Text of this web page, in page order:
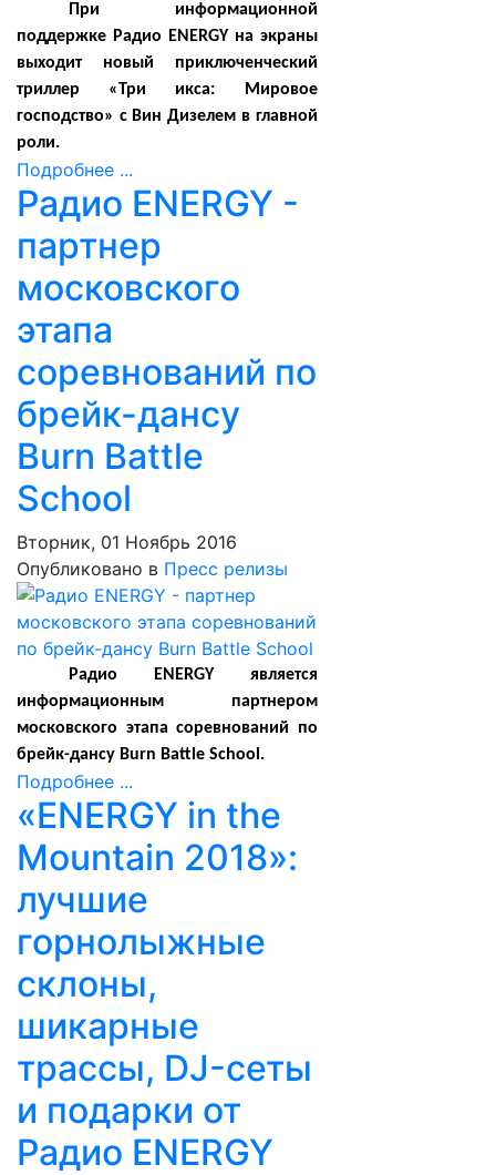
При информационной
поддержке Радио
ENERGY на экраны
выходит новый приключенческий
триллер «Три икса: Мировое
господство» с Вин Дизелем в главной
роли.
Подробнее ...
Радио ENERGY -
партнер
московского
этапа
соревнований по
брейк-дансу
Burn Battle
School
Вторник, 01 Ноябрь 2016
Опубликовано в Пресс релизы
Радио ENERGY является
информационным партнером
московского этапа соревнований по
брейк-дансу Burn Battle School.
Подробнее ...
«ENERGY in the
Mountain 2018»:
лучшие
горнолыжные
склоны,
шикарные
трассы, DJ-сеты
и подарки от
Радио ENERGY